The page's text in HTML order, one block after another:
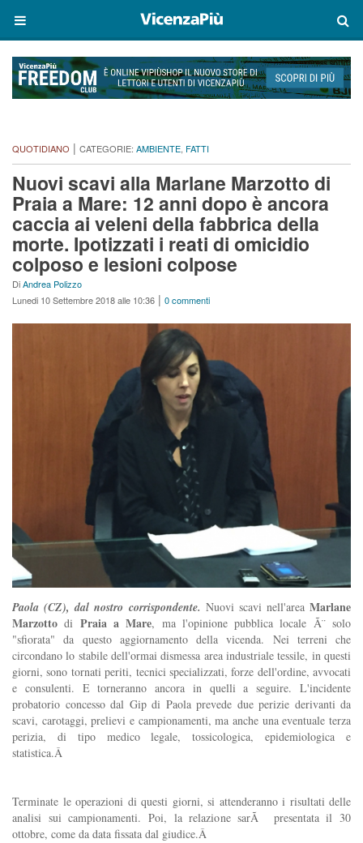
QUOTIDIANO | CATEGORIE: AMBIENTE, FATTI
Nuovi scavi alla Marlane Marzotto di
Praia a Mare: 12 anni dopo è ancora
caccia ai veleni della fabbrica della
morte. Ipotizzati i reati di omicidio
colposo e lesioni colpose
DiAndrea Polizzo
Lunedi 10 Settembre 2018 alle 10:36 | 0 commenti
Paola (CZ), dal nostro corrispondente. Nuovi scavi nell'areaMarlane
Marzotto di Praia a Mare, ma l'opinione pubblica locale Ã¨ solo
"sfiorata" da questo aggiornamento della vicenda. Nei terreni che
circondano lo stabile dell'ormai dismessa area industriale tessile, in questi
giorni, sono tornati periti, tecnici specializzati, forze dell'ordine, avvocati
e consulenti. E torneranno ancora in quelli a seguire. L'incidente
probatorio concesso dal Gip di Paola prevede due perizie derivanti da
scavi, carotaggi, prelievi e campionamenti, ma anche una eventuale terza
perizia, di tipo medico legale, tossicologica, epidemiologica e
statistica.Â
Terminate le operazioni di questi giorni, si attenderanno i risultati delle
analisi sui campionamenti. Poi, la relazione sarÃ presentata il 30
ottobre, come da data fissata dal giudice.Â